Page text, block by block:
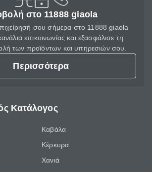
στο 11888 giaola
σου σήμερα στο 11888 giaola
επικοινωνίας και εξασφάλισε τη
των προϊόντων και υπηρεσιών σου.
Περισσότερα
Κατάλογος
Καβάλα
Κέρκυρα
Χανιά